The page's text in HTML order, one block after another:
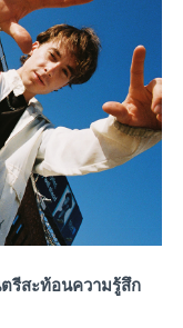
รีสะท้อนความรู้สึก